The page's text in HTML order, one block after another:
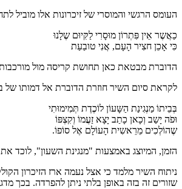
העומס הרגשי והמוסרי של זיכרונות אלו
כַאֲשֶר אֵין פִּתְרוֹן מוּסָרִי לַקִּיוּם שֶלָנוּ
כִּי אָכֵן חצִיר הָעָם, אֲנִי טובַעַת
הדוברת מבטאת כאן תחושת קריסה מול מורכבות
לקראת סיום השיר חוזרת הדוברת אל דמותו
בְּבֵיתוֹ מַנְגִינַת הַשָּעוֹן לוֹכֶדֶת תְּמִימוּתִי
וּפֹה יָשַב וְכָאן כָתַב יָצָא זַעֲמוֹ וְקִצְפּוֹ
שֶהוֹלְכִים מֵרֵאשִית הָעוֹלָם אֶל סוֹפוֹ.
הזמן, המיוצג באמצעות "מנגינת השעון",
ניתוח השיר מלמד כי אצל נעמה ארז הזיכרון
שזורים זה בזה באופן בלתי ניתן להפרדה. בכך